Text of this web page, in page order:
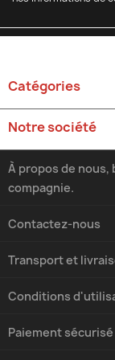
Catégories
Notre société
Transport et
Conditions
À propos de
compagnie.
Paiement
Contactez-nous